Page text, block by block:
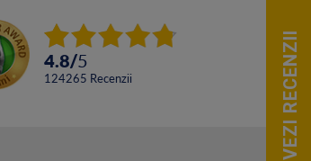
4.8/5
124265 Recenzii VEZI RECENZII